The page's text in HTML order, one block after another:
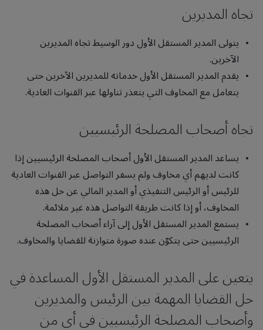
تجاه المديرين
يتولى المدير المستقل الأول دور الوسيط تجاه المديرين
الآخرين.
يقدم المدير المستقل الأول خدماته للمديرين الآخرين حتى
يتعامل مع المخاوف التي يتعذر تناولها عبر القنوات العادية.
تجاه أصحاب المصلحة الرئيسيين
يساعد المدير المستقل الأول أصحاب المصلحة الرئيسيين إذا
كانت لديهم أي مخاوف ولم يسفر التواصل عبر القنوات العادية
للرئيس أو الرئيس التنفيذي أو المدير المالي عن حل هذه
المخاوف، أو إذا كانت طريقة التواصل هذه غير ملائمة.
يستمع المدير المستقل الأول إلى آراء أصحاب المصلحة
الرئيسيين حتى يتكوّن عنده صورة متوازنة للقضايا والمخاوف.
يتعين على المدير المستقل الأول المساعدة في
حل القضايا المهمة بين الرئيس والمديرين
وأصحاب المصلحة الرئيسيين في أي من